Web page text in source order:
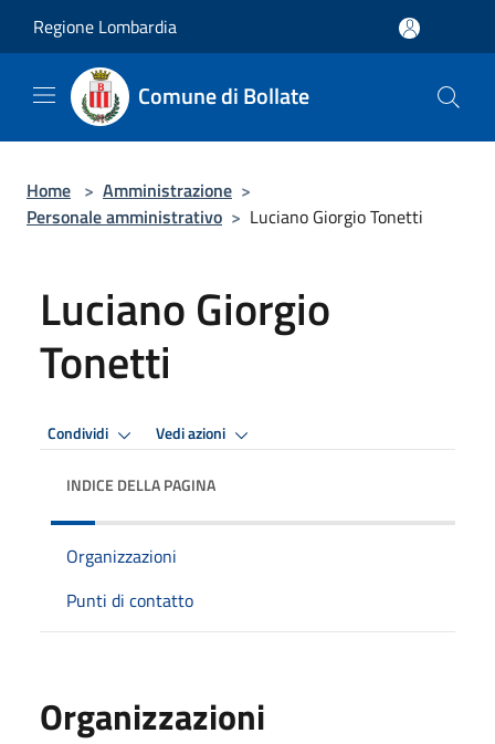
Regione Lombardia
Comune di Bollate
Home > Amministrazione >
Personale amministrativo > Luciano Giorgio Tonetti
Luciano Giorgio
Tonetti
Condividi Vedi azioni
INDICE DELLA PAGINA
Organizzazioni
Punti di contatto
Organizzazioni